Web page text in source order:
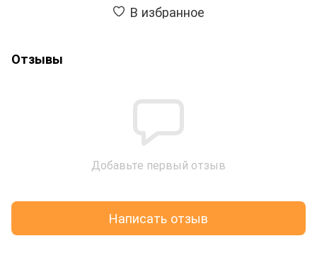
В избранное
Отзывы
Добавьте первый отзыв
Написать отзыв